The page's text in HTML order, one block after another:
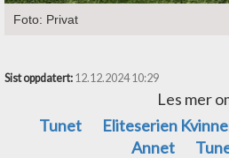
Foto: Privat
Sist oppdatert: 12.12.2024 10:29
Les mer
Tunet
Eliteserien
Annet